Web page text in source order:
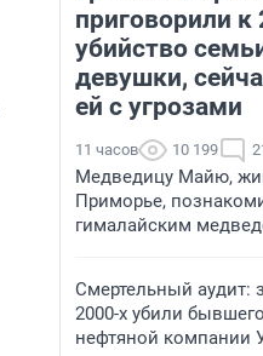
приговорили к
убийство
девушки,
ей с угрозами
11 часов 10 199
Медведицу Майю,
Приморье,
гималайским
Смертельный аудит:
2000-х убили
нефтяной компании